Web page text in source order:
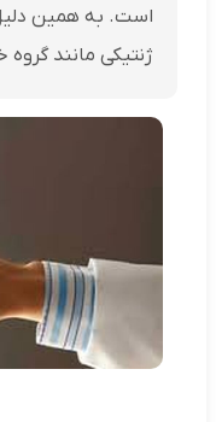
است. به همین
ژنتیکی مانند